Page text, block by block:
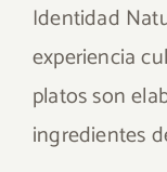
Identidad
experiencia
platos son
ingredientes